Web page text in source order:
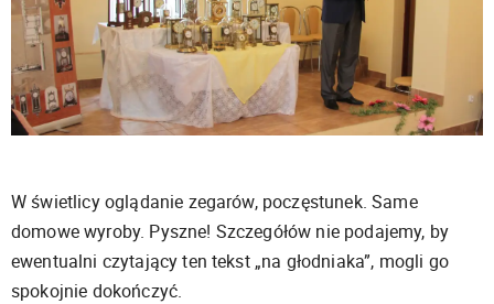
W świetlicy oglądanie zegarów, poczęstunek. Same
domowe wyroby. Pyszne! Szczegółów nie podajemy, by
ewentualni czytający ten tekst „na głodniaka”, mogli go
spokojnie dokończyć.